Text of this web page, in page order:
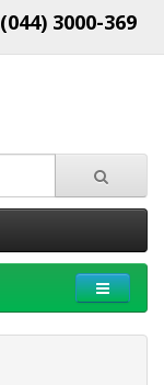
(044) 3000-369